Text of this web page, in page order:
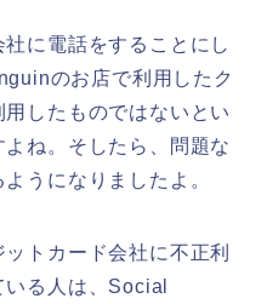
に電話をすることにし
のお店で利用したク
したものではないとい
ね。そしたら、問題な
うになりましたよ。
トカード会社に不正利
る人は、Social